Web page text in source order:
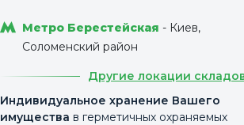
Метро Берестейская - Киев,
Соломенский район
Другие локации
Индивидуальное хранение Вашего
имущества в герметичных охраняемых